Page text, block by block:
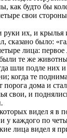
как будто бы
свои
их, и крылья
сказано было:
лица: первое
те же
шли подле них и
когда те
порога дома и
и поднялись
видел я в
у каждого по
лица видел я